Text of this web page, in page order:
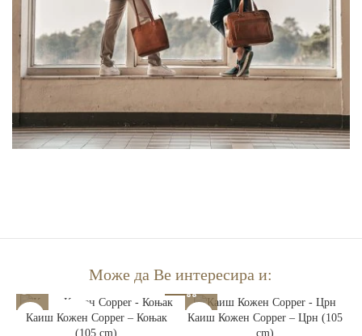
Може да Ве интересира и:
РАСПРОДАДЕНО
Каиш Кожен Copper – Коњак
(105 cm)
Каиш Кожен Copper – Црн (105
cm)